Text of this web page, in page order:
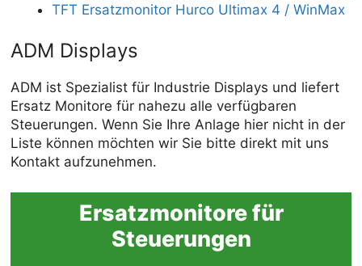
TFT Ersatzmonitor Hurco Ultimax 4 / WinMax
ADM Displays
ADM ist Spezialist für Industrie Displays und liefert
Ersatz Monitore für nahezu alle verfügbaren
Steuerungen. Wenn Sie Ihre Anlage hier nicht in der
Liste können möchten wir Sie bitte direkt mit uns
Kontakt aufzunehmen.
Ersatzmonitore für
Steuerungen